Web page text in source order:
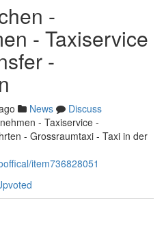
-
- Taxiservice
-
News
Discuss
- Taxiservice -
- Grossraumtaxi - Taxi in der
item736828051